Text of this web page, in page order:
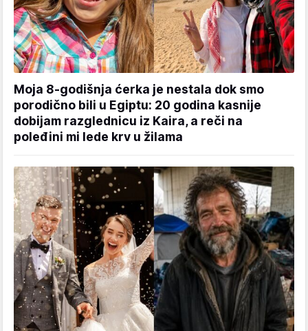
Moja 8-godišnja ćerka je nestala dok smo
porodično bili u Egiptu: 20 godina kasnije
dobijam razglednicu iz Kaira, a reči na
poleđini mi lede krv u žilama